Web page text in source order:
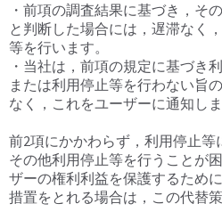
・前項の調査結果に基づき，そ
と判断した場合には，遅滞なく
等を行います。
・当社は，前項の規定に基づき
または利用停止等を行わない旨
なく，これをユーザーに通知しま
前2項にかかわらず，利用停止
その他利用停止等を行うことが
ザーの権利利益を保護するため
措置をとれる場合は，この代替